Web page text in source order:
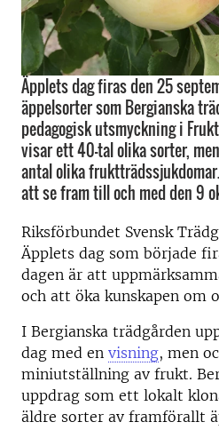
Äpplets dag firas den 25
äppelsorter som Bergianska
pedagogisk utsmyckning i
visar ett 40-tal olika sorter,
antal olika
att se fram till och med den 9
Riksförbundet Svensk
Äpplets dag som började
dagen är att
och att öka kunskapen om
I Bergianska trädgården
dag med en visning, men
miniutställning av frukt.
uppdrag som ett lokalt
äldre sorter av framförallt